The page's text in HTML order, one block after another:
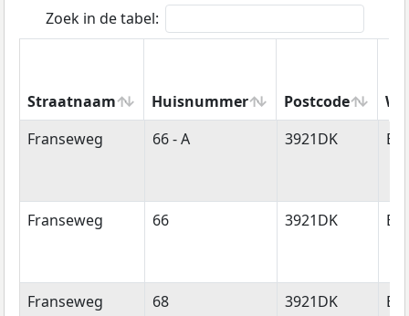
Zoek in de tabel:
Straatnaam Huisnummer Postcode
Straatnaam
Huisnummer Postcode
Franseweg 66 - A 3921DK
Franseweg 66 3921DK
Franseweg 68 3921DK